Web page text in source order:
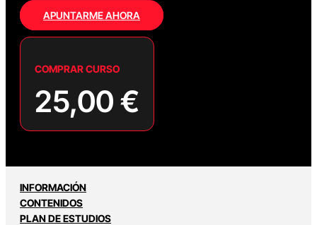
APUNTARME AHORA
COMPRAR CURSO
25,00€
INFORMACIÓN
CONTENIDOS
PLAN DE ESTUDIOS